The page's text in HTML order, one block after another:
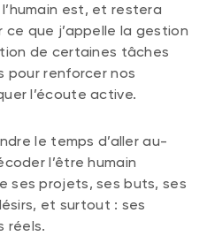
alternatifs
BNI
placement
est, et restera
que j’appelle la gestion
de certaines tâches
pour renforcer nos
l’écoute active.
le temps d’aller au-
l’être humain
ses projets, ses buts, ses
et surtout : ses
réels.